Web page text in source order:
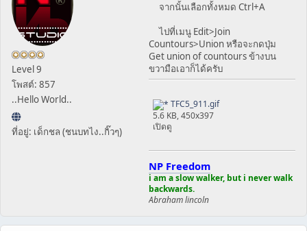
Level 9
โพสต์: 857
..Hello World..
ที่อยู่: เด็กชล (ชนบทไง..กิ๊วๆ)
จากนั้นเลือกทั้งหมด Ctrl+A
ไปที่เมนู Edit>Join
Countours>Union หรือจะกดปุ่ม
Get union of countours ข้างบน
ขวามือเอาก็ได้ครับ
TFC5_911.gif
5.6 KB, 450x397
เปิดดู
NP Freedom
i am a slow walker, but i never walk
backwards.
Abraham lincoln